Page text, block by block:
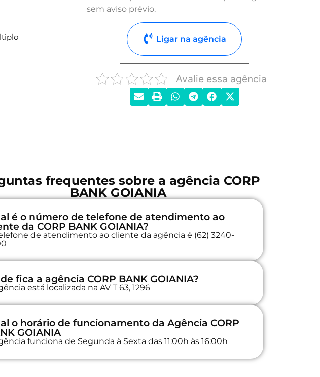
sem aviso prévio.
Ligar na agência
Avalie essa agência
frequentes sobre a agência CORP
BANK GOIANIA
é o número de telefone de atendimento ao
da CORP BANK GOIANIA?
de atendimento ao cliente da agência é (62) 3240-
fica a agência CORP BANK GOIANIA?
está localizada na AV T 63, 1296
o horário de funcionamento da Agência CORP
GOIANIA
funciona de Segunda à Sexta das 11:00h às 16:00h